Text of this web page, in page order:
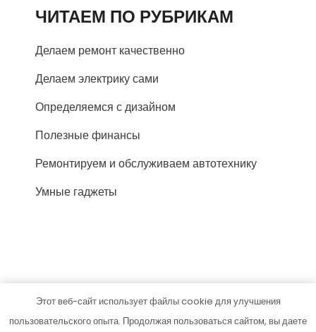
ЧИТАЕМ ПО РУБРИКАМ
Делаем ремонт качественно
Делаем электрику сами
Определяемся с дизайном
Полезные финансы
Ремонтируем и обслуживаем автотехнику
Умные гаджеты
parazit-zdor.ru
Этот веб-сайт использует файлы cookie для улучшения
пользовательского опыта. Продолжая пользоваться сайтом, вы даете